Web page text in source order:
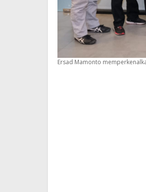
Ersad Mamonto